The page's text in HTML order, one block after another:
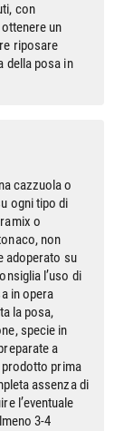
con
un
riposare
della posa in
cazzuola o
ogni tipo di
o
non
adoperato su
l’uso di
in opera
la posa,
specie in
a
prima
assenza di
l’eventuale
3-4